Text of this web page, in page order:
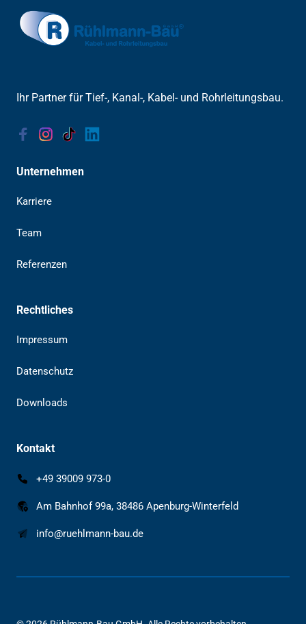
Ihr Partner für Tief-, Kanal-, Kabel- und Rohrleitungsbau.
Unternehmen
Karriere
Team
Referenzen
Rechtliches
Impressum
Datenschutz
Downloads
Kontakt
+49 39009 973-0
Am Bahnhof 99a, 38486 Apenburg-Winterfeld
info@ruehlmann-bau.de